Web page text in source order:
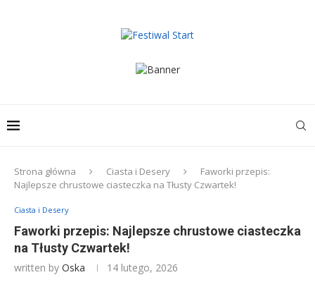
Strona główna Ciasta i Desery
Faworki przepis:
Najlepsze chrustowe ciasteczka na Tłusty Czwartek!
Ciasta i Desery
Faworki przepis: Najlepsze chrustowe ciasteczka
na Tłusty Czwartek!
written by Oska 14 lutego, 2026